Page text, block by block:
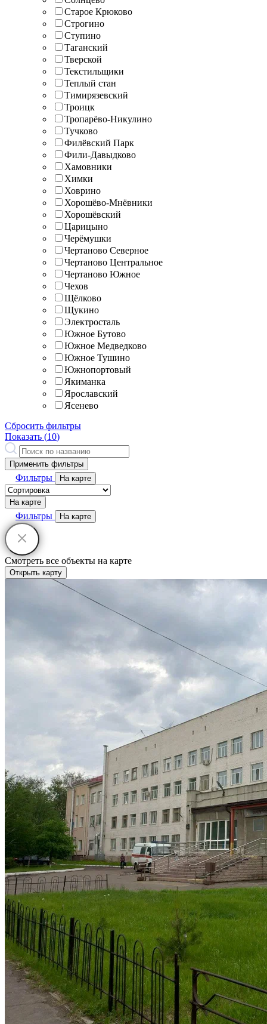
Старое Крюково
Строгино
Ступино
Таганский
Тверской
Текстильщики
Теплый стан
Тимирязевский
Троицк
Тропарёво-Никулино
Тучково
Филёвский Парк
Фили-Давыдково
Хамовники
Химки
Ховрино
Хорошёво-Мнёвники
Хорошёвский
Царицыно
Черёмушки
Чертаново Северное
Чертаново Центральное
Чертаново Южное
Чехов
Щёлково
Щукино
Электросталь
Южное Бутово
Южное Медведково
Южное Тушино
Южнопортовый
Якиманка
Ярославский
Ясенево
Сбросить фильтры
Показать (10)
Применить фильтры
Фильтры На карте
На карте
Фильтры На карте
Смотреть все объекты на карте
Открыть карту